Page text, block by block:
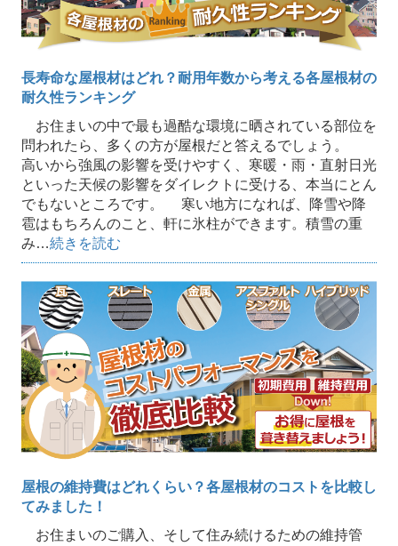
長寿命な屋根材はどれ？耐用年数から考える各屋根材の
耐久性ランキング
お住まいの中で最も過酷な環境に晒されている部位を
問われたら、多くの方が屋根だと答えるでしょう。
高いから強風の影響を受けやすく、寒暖・雨・直射日光
といった天候の影響をダイレクトに受ける、本当にとん
でもないところです。 寒い地方になれば、降雪や降
雹はもちろんのこと、軒に氷柱ができます。積雪の重
み…続きを読む
屋根の維持費はどれくらい？各屋根材のコストを比較し
てみました！
お住まいのご購入、そして住み続けるための維持管